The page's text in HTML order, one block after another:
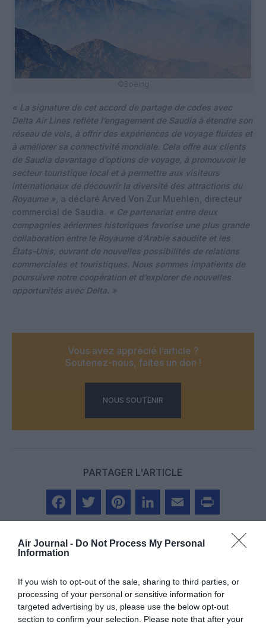
Air Journal - Do Not Process My Personal
Information
If you wish to opt-out of the sale, sharing to third parties, or
processing of your personal or sensitive information for
targeted advertising by us, please use the below opt-out
section to confirm your selection. Please note that after your
©Boeing
« La signature de cet accord de partage de codes avec
Delta Air Lines reflète l’engagement de Saudia à étendre son
réseau de vols, à offrir des expériences de voyage fluides et
à améliorer sa connectivité mondiale. Cela offre aux clients
de Saudia davantage d’options de voyage, à promouvoir le
secteur touristique local et à permettre aux visiteurs
internationaux de découvrir la diversité des attractions du
Royaume », a déclaré Arved Von Zur Muehlen, directeur
commercial de Saudia. « Ce partenariat entre deux
compagnies aériennes historiques favorise une plus grande
collaboration entre le Royaume d’Arabie saoudite et les
États-Unis, ouvrant de nouvelles possibilités de relations
commerciales et touristiques. Nous sommes impatients de
poursuivre notre coopération et d’explorer de nouvelles
opportunités avec Delta. »
Vous avez apprécié l’article ?
Soutenez-nous, faites un don !
NOUS SOUTENIR
PARTAGER L'ARTICLE
Aucun commentaire !
LAISSER UN COMMENTAIRE